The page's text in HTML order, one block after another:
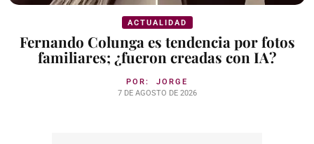
ACTUALIDAD
Fernando Colunga es tendencia por fotos
familiares; ¿fueron creadas con IA?
POR: JORGE
7 DE AGOSTO DE 2026